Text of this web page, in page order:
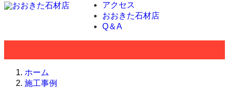
アクセス
おおきた石材店
Q＆A
ホーム
施工事例